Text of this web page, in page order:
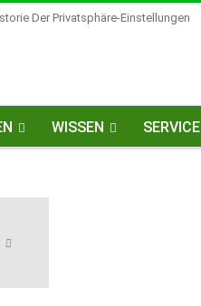
Der Privatsphäre-Einstellungen
WISSEN SERVICE